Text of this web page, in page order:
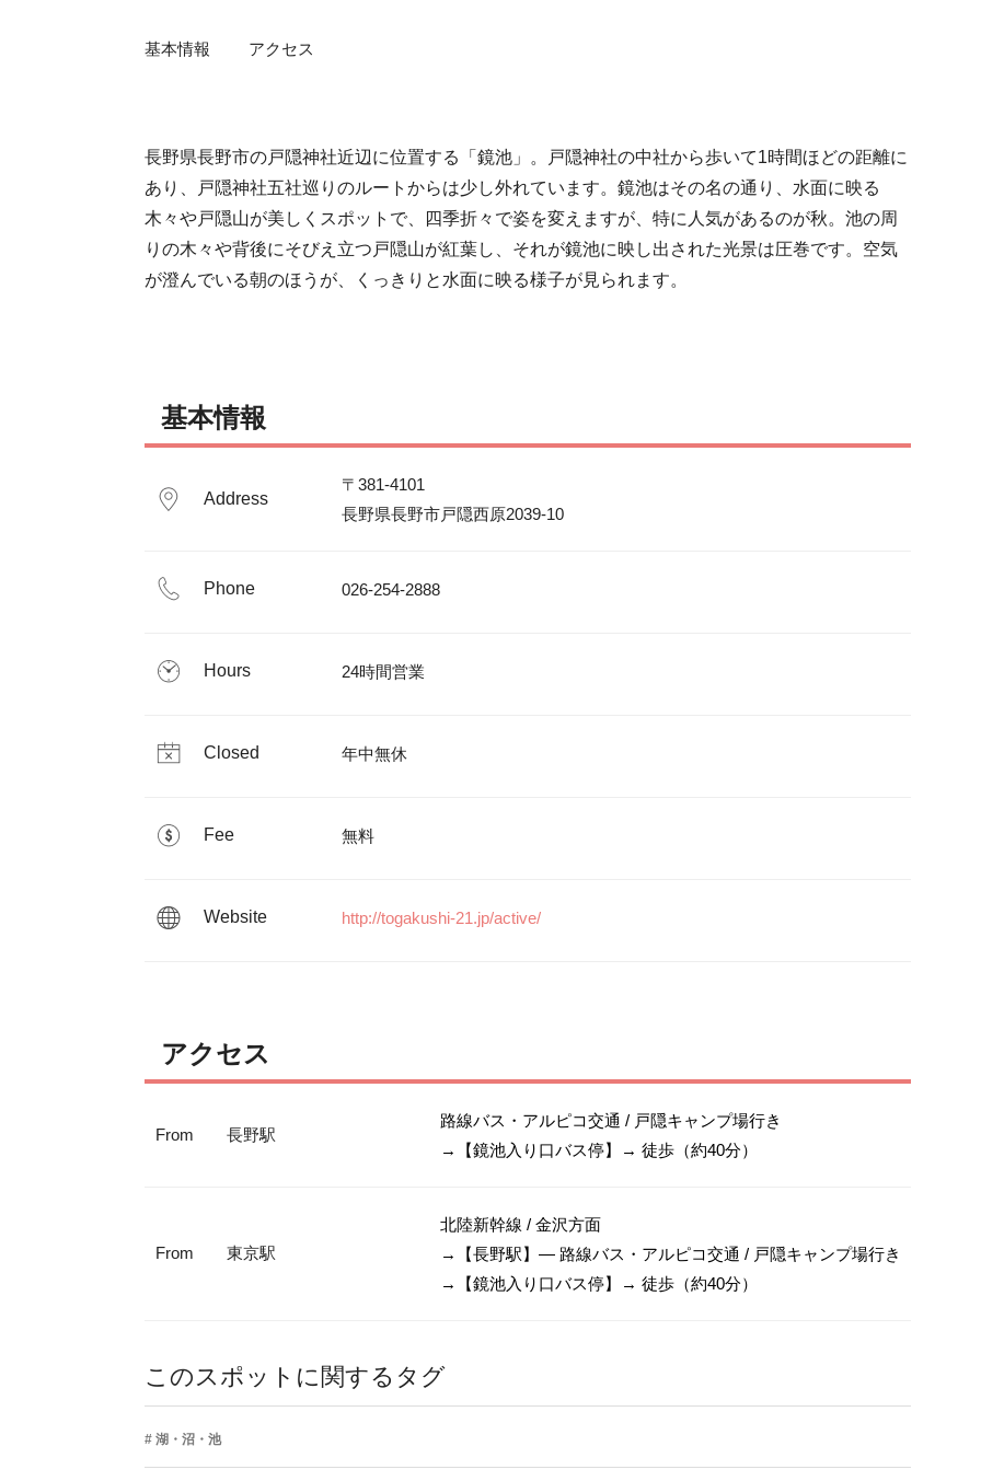
基本情報 アクセス
長野県長野市の戸隠神社近辺に位置する「鏡池」。戸隠神社の中社から歩いて1時間ほどの距離に
あり、戸隠神社五社巡りのルートからは少し外れています。鏡池はその名の通り、水面に映る
木々や戸隠山が美しくスポットで、四季折々で姿を変えますが、特に人気があるのが秋。池の周
りの木々や背後にそびえ立つ戸隠山が紅葉し、それが鏡池に映し出された光景は圧巻です。空気
が澄んでいる朝のほうが、くっきりと水面に映る様子が見られます。
基本情報
Address
〒381-4101
長野県長野市戸隠西原2039-10
Phone 026-254-2888
Hours 24時間営業
Closed 年中無休
Fee 無料
Website http://togakushi-21.jp/active/
アクセス
From 長野駅
路線バス・アルピコ交通 / 戸隠キャンプ場行き
→【鏡池入り口バス停】→ 徒歩（約40分）
From 東京駅
北陸新幹線 / 金沢方面
→【長野駅】— 路線バス・アルピコ交通 / 戸隠キャンプ場行き
このスポットに関するタグ
湖・沼・池